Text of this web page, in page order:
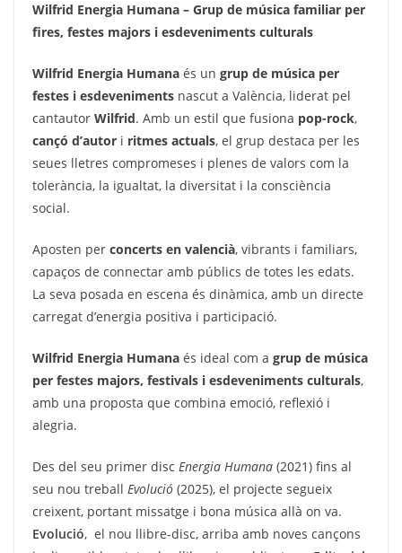
Wilfrid Energia Humana – Grup de música familiar per
fires, festes majors i esdeveniments culturals
Wilfrid Energia Humana és un grup de música per
festes i esdeveniments nascut a València, liderat pel
cantautor Wilfrid. Amb un estil que fusiona pop-rock,
cançó d’autor i ritmes actuals, el grup destaca per les
seues lletres compromeses i plenes de valors com la
tolerància, la igualtat, la diversitat i la consciència
social.
Aposten per concerts en valencià, vibrants i familiars,
capaços de connectar amb públics de totes les edats.
La seva posada en escena és dinàmica, amb un directe
carregat d’energia positiva i participació.
Wilfrid Energia Humana és ideal com a grup de música
per festes majors, festivals i esdeveniments culturals,
amb una proposta que combina emoció, reflexió i
alegria.
Des del seu primer disc Energia Humana (2021) fins al
seu nou treball Evolució (2025), el projecte segueix
creixent, portant missatge i bona música allà on va.
Evolució, el nou llibre-disc, arriba amb noves cançons